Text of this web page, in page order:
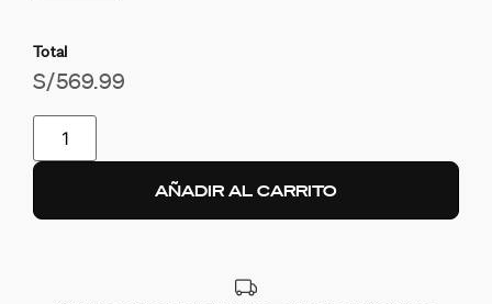
Total
S/569.99
AÑADIR AL CARRITO